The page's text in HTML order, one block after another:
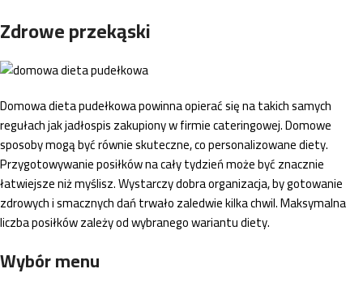
Zdrowe przekąski
Domowa dieta pudełkowa powinna opierać się na takich samych
regułach jak jadłospis zakupiony w firmie cateringowej. Domowe
sposoby mogą być równie skuteczne, co personalizowane diety.
Przygotowywanie posiłków na cały tydzień może być znacznie
łatwiejsze niż myślisz. Wystarczy dobra organizacja, by gotowanie
zdrowych i smacznych dań trwało zaledwie kilka chwil. Maksymalna
liczba posiłków zależy od wybranego wariantu diety.
Wybór menu